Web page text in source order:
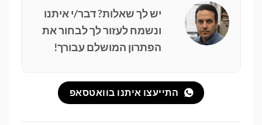
יש לך שאלות? דבר/י איתנו
ונשמח לעזור לך לבחור את
הפתרון המושלם עבורך!
התייעצו איתנו בוואטסאפ